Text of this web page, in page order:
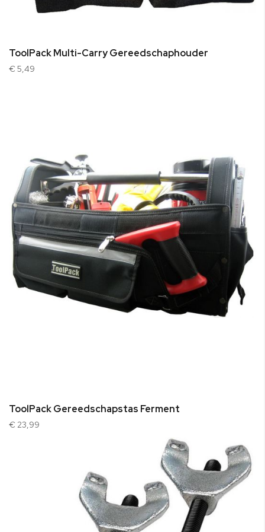
ToolPack Multi-Carry Gereedschaphouder
€ 5,49
ToolPack Gereedschapstas Ferment
€ 23,99